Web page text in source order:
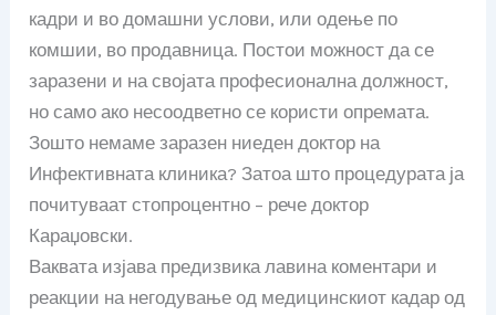
кадри и во домашни услови, или одење по
комшии, во продавница. Постои можност да се
заразени и на својата професионална должност,
но само ако несоодветно се користи опремата.
Зошто немаме заразен ниеден доктор на
Инфективната клиника? Затоа што процедурата ја
почитуваат стопроцентно – рече доктор
Караџовски.
Ваквата изјава предизвика лавина коментари и
реакции на негодување од медицинскиот кадар од